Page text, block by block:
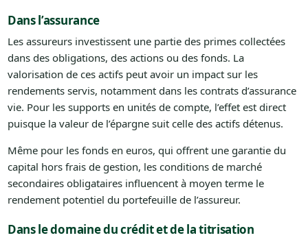
Dans l’assurance
Les assureurs investissent une partie des primes collectées
dans des obligations, des actions ou des fonds. La
valorisation de ces actifs peut avoir un impact sur les
rendements servis, notamment dans les contrats d’assurance
vie. Pour les supports en unités de compte, l’effet est direct
puisque la valeur de l’épargne suit celle des actifs détenus.
Même pour les fonds en euros, qui offrent une garantie du
capital hors frais de gestion, les conditions de marché
secondaires obligataires influencent à moyen terme le
rendement potentiel du portefeuille de l’assureur.
Dans le domaine du crédit et de la titrisation